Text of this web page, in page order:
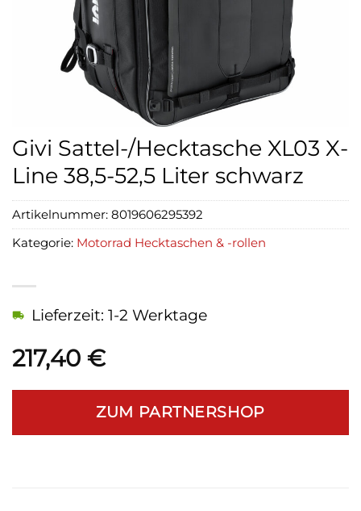
Givi Sattel-/Hecktasche XL03 X-
Line 38,5-52,5 Liter schwarz
217,40 €
Lieferzeit: 1-2 Werktage
ZUM PARTNERSHOP
Artikelnummer: 8019606295392
Kategorie: Motorrad Hecktaschen & -rollen